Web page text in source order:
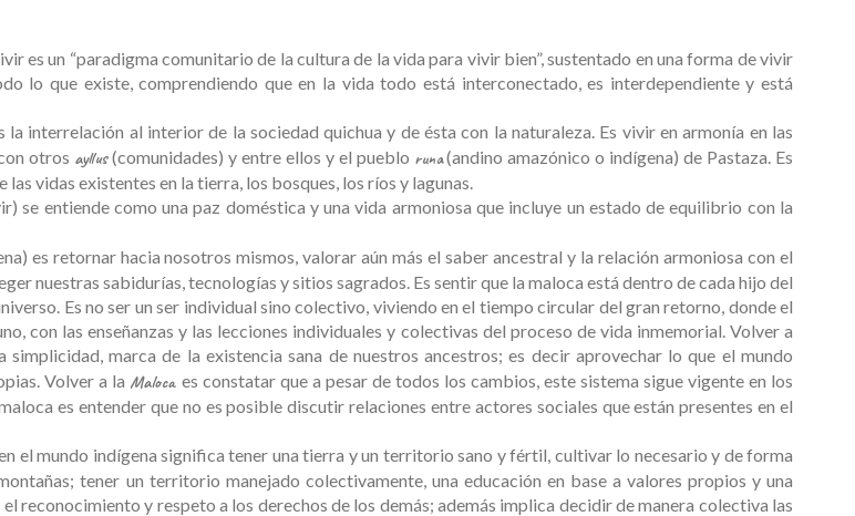
es un “paradigma comunitario de la cultura de la vida para vivir bien”, sustentado en una forma de vivir
lo que existe, comprendiendo que en la vida todo está interconectado, es interdependiente y está
la interrelación al interior de la sociedad quichua y de ésta con la naturaleza. Es vivir en armonía en las
otros ayllus(comunidades) y entre ellos y el pueblo runa(andino amazónico o indígena) de Pastaza. Es
vidas existentes en la tierra, los bosques, los ríos y lagunas.
se entiende como una paz doméstica y una vida armoniosa que incluye un estado de equilibrio con la
es retornar hacia nosotros mismos, valorar aún más el saber ancestral y la relación armoniosa con el
nuestras sabidurías, tecnologías y sitios sagrados. Es sentir que la maloca está dentro de cada hijo del
Es no ser un ser individual sino colectivo, viviendo en el tiempo circular del gran retorno, donde el
con las enseñanzas y las lecciones individuales y colectivas del proceso de vida inmemorial. Volver a
marca de la existencia sana de nuestros ancestros; es decir aprovechar lo que el mundo
Volver a la Maloca es constatar que a pesar de todos los cambios, este sistema sigue vigente en los
es entender que no es posible discutir relaciones entre actores sociales que están presentes en el
el mundo indígena significa tener una tierra y un territorio sano y fértil, cultivar lo necesario y de forma
tener un territorio manejado colectivamente, una educación en base a valores propios y una
reconocimiento y respeto a los derechos de los demás; además implica decidir de manera colectiva las